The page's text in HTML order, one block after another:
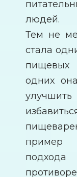
людей.
Тем не
стала
пищевых
одних
пример